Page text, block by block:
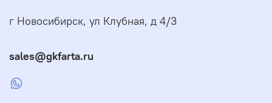
г Новосибирск, ул Клубная, д 4/3
sales@gkfarta.ru